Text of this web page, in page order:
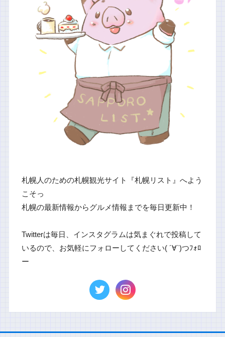
札幌人のための札幌観光サイト『札幌リスト』へよう
こそっ
札幌の最新情報からグルメ情報までを毎日更新中！
Twitterは毎日、インスタグラムは気まぐれで投稿して
いるので、お気軽にフォローしてください( ´∀`)つﾌｫﾛ
ー